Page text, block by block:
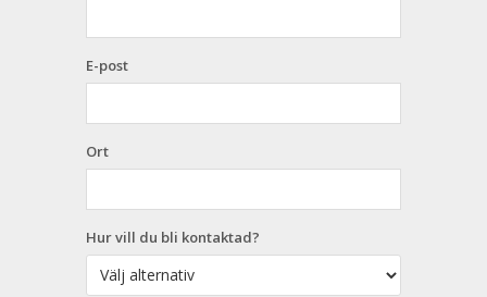
E-post
Ort
Hur vill du bli kontaktad?